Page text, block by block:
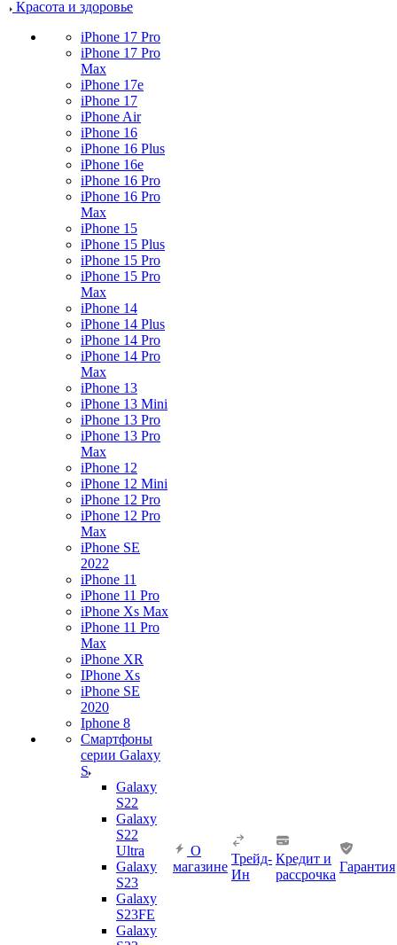
Красота и здоровье
iPhone 17 Pro
iPhone 17 Pro
Max
iPhone 17e
iPhone 17
iPhone Air
iPhone 16
iPhone 16 Plus
iPhone 16e
iPhone 16 Pro
iPhone 16 Pro
Max
iPhone 15
iPhone 15 Plus
iPhone 15 Pro
iPhone 15 Pro
Max
iPhone 14
iPhone 14 Plus
iPhone 14 Pro
iPhone 14 Pro
Max
iPhone 13
iPhone 13 Mini
iPhone 13 Pro
iPhone 13 Pro
Max
iPhone 12
iPhone 12 Mini
iPhone 12 Pro
iPhone 12 Pro
Max
iPhone SE
2022
iPhone 11
iPhone 11 Pro
iPhone Xs Max
iPhone 11 Pro
Max
iPhone XR
IPhone Xs
iPhone SE
2020
Iphone 8
Смартфоны
серии Galaxy
S
Galaxy
S22
Galaxy
S22
Ultra
Galaxy
S23
Galaxy
S23FE
Galaxy
О
магазине
Трейд-
Ин
Кредит и
рассрочка
Гарантия